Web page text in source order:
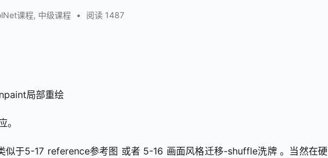
课程, 中级课程 • 阅读 1487
局部重绘
似于5-17 reference参考图 或者 5-16 画面风格迁移-shuffle洗牌 。当然在硬